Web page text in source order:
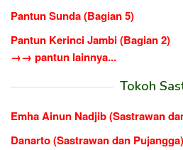
Pantun Sunda (Bagian 5)
Pantun Kerinci Jambi (Bagian 2)
→→ pantun lainnya...
Tokoh
Emha Ainun Nadjib (Sastrawan
Danarto (Sastrawan dan Pujangga)